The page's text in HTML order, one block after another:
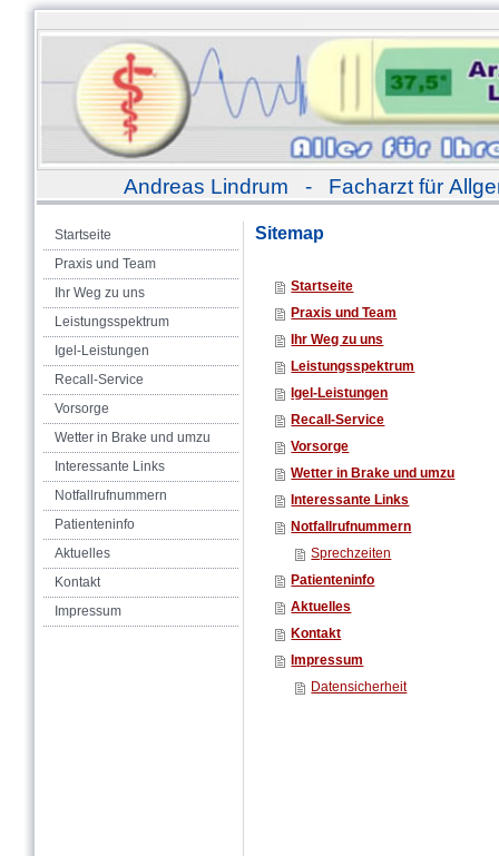
Andreas Lindrum - Facharzt für
Startseite
Praxis und Team
Ihr Weg zu uns
Leistungsspektrum
Igel-Leistungen
Recall-Service
Vorsorge
Wetter in Brake und umzu
Interessante Links
Notfallrufnummern
Patienteninfo
Aktuelles
Kontakt
Impressum
Sitemap
Startseite
Praxis und Team
Ihr Weg zu uns
Leistungsspektrum
Igel-Leistungen
Recall-Service
Vorsorge
Wetter in Brake und umzu
Interessante Links
Notfallrufnummern
Sprechzeiten
Patienteninfo
Aktuelles
Kontakt
Impressum
Datensicherheit